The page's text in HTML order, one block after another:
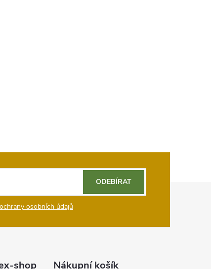
osobních údajů
ODEBÍRAT
shop Nákupní košík